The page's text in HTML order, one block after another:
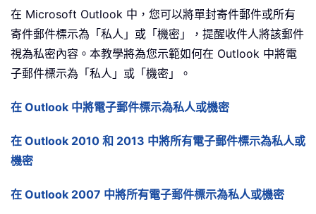
在 Microsoft Outlook 中，您可以將單封寄件郵件或所有
寄件郵件標示為「私人」或「機密」，提醒收件人將該郵件
視為私密內容。本教學將為您示範如何在 Outlook 中將電
子郵件標示為「私人」或「機密」。
在 Outlook 中將電子郵件標示為私人或機密
在 Outlook 2010 和 2013 中將所有電子郵件標示為私人或
機密
在 Outlook 2007 中將所有電子郵件標示為私人或機密